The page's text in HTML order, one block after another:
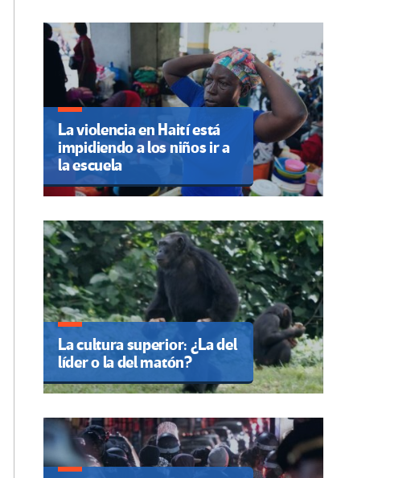
La violencia en Haití está
impidiendo a los niños ir a
la escuela
La cultura superior: ¿La del
líder o la del matón?